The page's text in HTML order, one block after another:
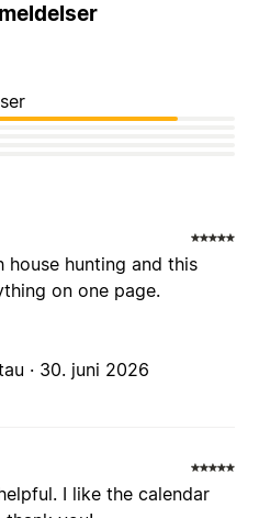
house hunting and this
on one page.
· 30. juni 2026
I like the calendar